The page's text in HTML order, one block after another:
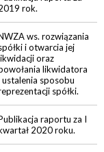
rok.
ws. rozwiązania
i otwarcia jej
oraz
likwidatora
ustalenia sposobu
spółki.
raportu za I
2020 roku.